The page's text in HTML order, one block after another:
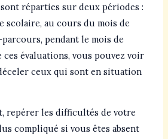
réparties sur deux périodes :
scolaire, au cours du mois de
pendant le mois de
ces évaluations, vous pouvez voir
ceux qui sont en situation
repérer les difficultés de votre
compliqué si vous êtes absent